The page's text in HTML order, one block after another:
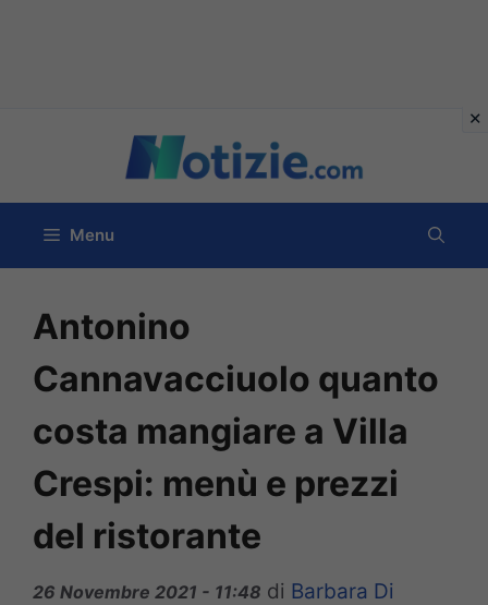
contenuto
Menu
Antonino
Cannavacciuolo quanto
costa mangiare a Villa
Crespi: menù e prezzi
del ristorante
26 Novembre 2021 - 11:48 di Barbara Di